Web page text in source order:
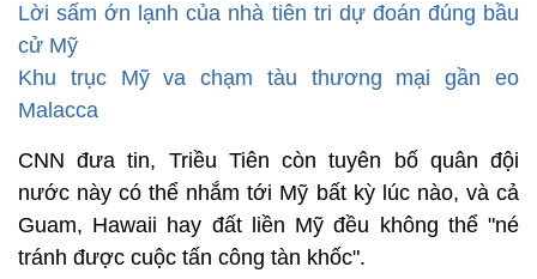
Lời sấm ớn lạnh của nhà tiên tri dự đoán đúng bầu
cử Mỹ
Khu trục Mỹ va chạm tàu thương mại gần eo
Malacca
CNN đưa tin, Triều Tiên còn tuyên bố quân đội
nước này có thể nhắm tới Mỹ bất kỳ lúc nào, và cả
Guam, Hawaii hay đất liền Mỹ đều không thể "né
tránh được cuộc tấn công tàn khốc".